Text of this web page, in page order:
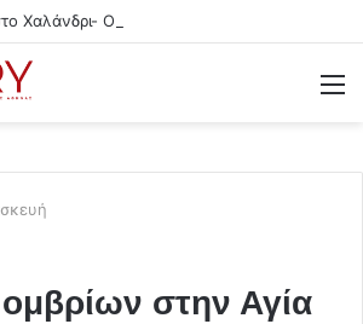
στην Αγία